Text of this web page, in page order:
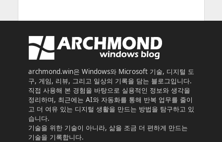
archmond.win은 Windows와 Microsoft 기술, 디지털 도
구, 게임, 리뷰, 그리고 일상의 기록을 담는 블로그입니다.
직접 사용해 본 경험을 바탕으로 실용적인 정보와 생각을
정리하며, 최근에는 AI와 자동화를 통해 반복 업무를 줄이
고 더 여유 있는 디지털 생활을 만드는 방법을 탐구하고 있
습니다.
기술을 위한 기술이 아니라, 삶을 조금 더 편하게 만드는
기술을 기록합니다.